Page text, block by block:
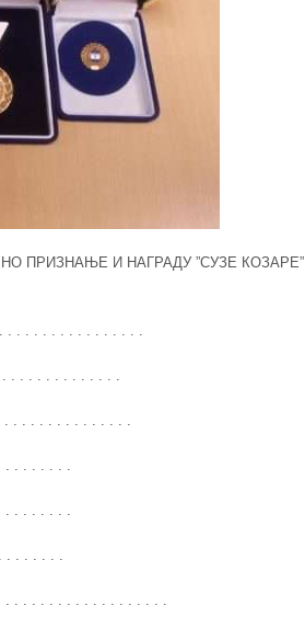
ПРИЗНАЊЕ И НАГРАДУ ”СУЗЕ КОЗАРЕ”
. . . . . . . . . . . . . . . .
. . . . . . . . . . . . .
. . . . . . . . . . . . . . .
. . . . . . . .
. . . . . . . .
. . . . . . .
. . . . . . . . . . . . . . . . . . .